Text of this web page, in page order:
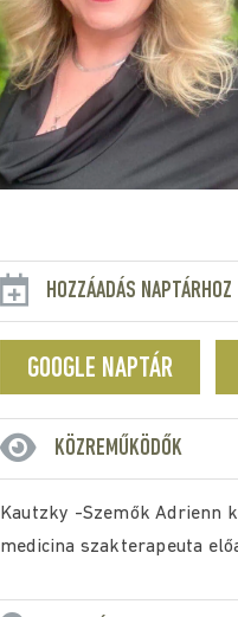
HOZZÁADÁS NAPTÁRHOZ
GOOGLE NAPTÁR
KÖZREMŰKÖDŐK
Kautzky -Szemők Adrienn
medicina szakterapeuta